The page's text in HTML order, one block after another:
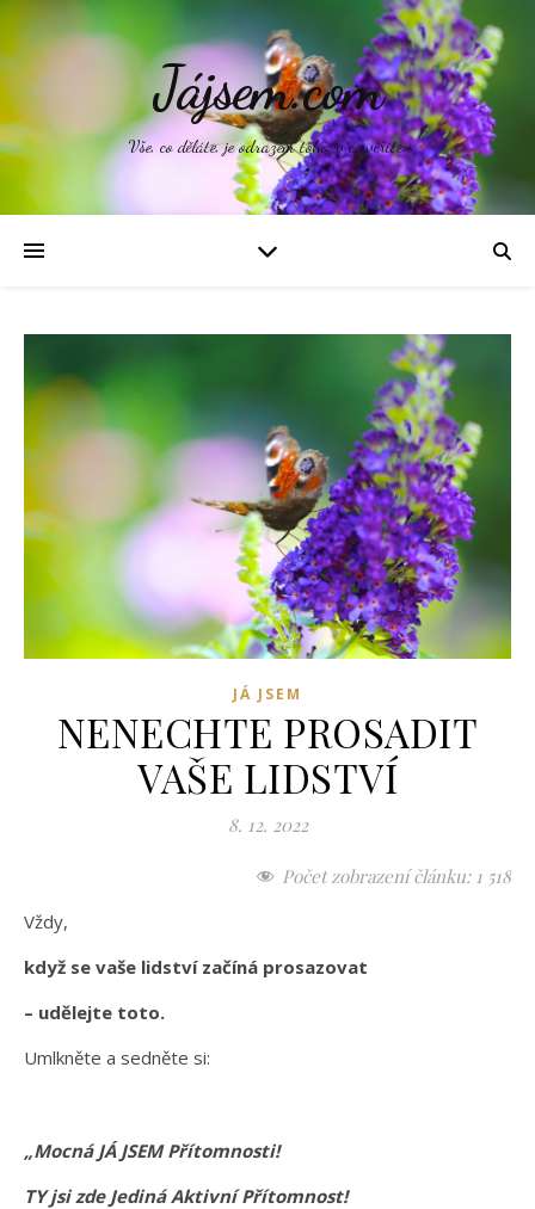
Jájsem.com
Vše, co děláte, je odrazem toho, v co věříte.
JÁ JSEM
NENECHTE PROSADIT
VAŠE LIDSTVÍ
8. 12. 2022
Počet zobrazení článku: 1 518
Vždy,
když se vaše lidství začíná prosazovat
– udělejte toto.
Umlkněte a sedněte si:
„Mocná JÁ JSEM Přítomnosti!
TY jsi zde Jediná Aktivní Přítomnost!